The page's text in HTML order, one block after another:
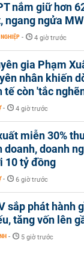
nắm giữ hơn
ngang ngửa
- 4 giờ trước
gia Phạm
nhân khiến
tế còn 'tắc
- 4 giờ trước
miễn 30%
doanh, doanh
10 tỷ đồng
- 6 giờ trước
sắp phát hành
tăng vốn lên
- 5 giờ trước